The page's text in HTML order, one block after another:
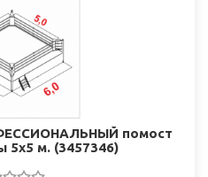
помост
5х5 м. (3457346)